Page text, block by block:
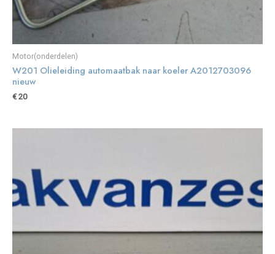
Motor(onderdelen)
W201 Olieleiding automaatbak naar koeler A2012703096
nieuw
€20